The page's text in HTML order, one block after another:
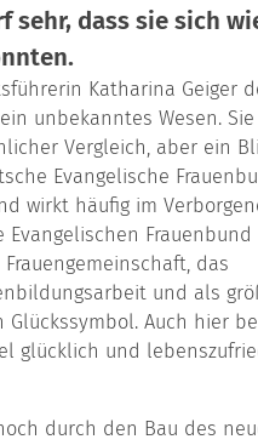
sehr, dass sie sich
Katharina Geiger
unbekanntes Wesen. Sie
Vergleich, aber ein
Evangelische
wirkt häufig im
Frauenbund
das
und als
Auch hier
glücklich und
durch den Bau des